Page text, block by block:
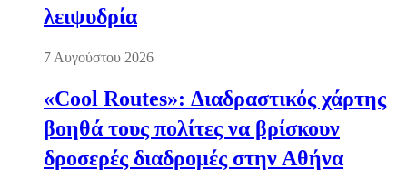
λειψυδρία
7 Αυγούστου 2026
«Cool Routes»: Διαδραστικός χάρτης
βοηθά τους πολίτες να βρίσκουν
δροσερές διαδρομές στην Αθήνα